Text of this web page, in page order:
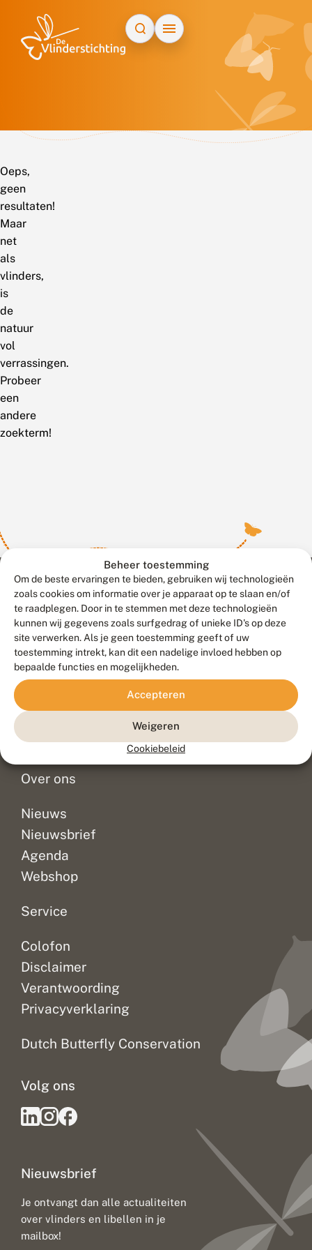
Beheer toestemming
Om de beste ervaringen te bieden, gebruiken wij technologieën
zoals cookies om informatie over je apparaat op te slaan en/of
te raadplegen. Door in te stemmen met deze technologieën
kunnen wij gegevens zoals surfgedrag of unieke ID's op deze
site verwerken. Als je geen toestemming geeft of uw
toestemming intrekt, kan dit een nadelige invloed hebben op
bepaalde functies en mogelijkheden.
Accepteren
Weigeren
Cookiebeleid
Oeps,
geen
resultaten!
Maar
net
als
vlinders,
is
de
natuur
vol
verrassingen.
Probeer
een
andere
zoekterm!
Contact
Veelgestelde vragen
Doneer
Over ons
Nieuws
Nieuwsbrief
Agenda
Webshop
Service
Colofon
Disclaimer
Verantwoording
Privacyverklaring
Dutch Butterfly Conservation
Nieuwsbrief
Je ontvangt dan alle actualiteiten
over vlinders en libellen in je
mailbox!
Volg ons
Meld waarnemingen© 2026 Vlinderstichting
Duurzaam ontwikkeld door
Go2People
, ontworpen door
Blue Field Agency
Privacy
Disclaimer
Sitemap